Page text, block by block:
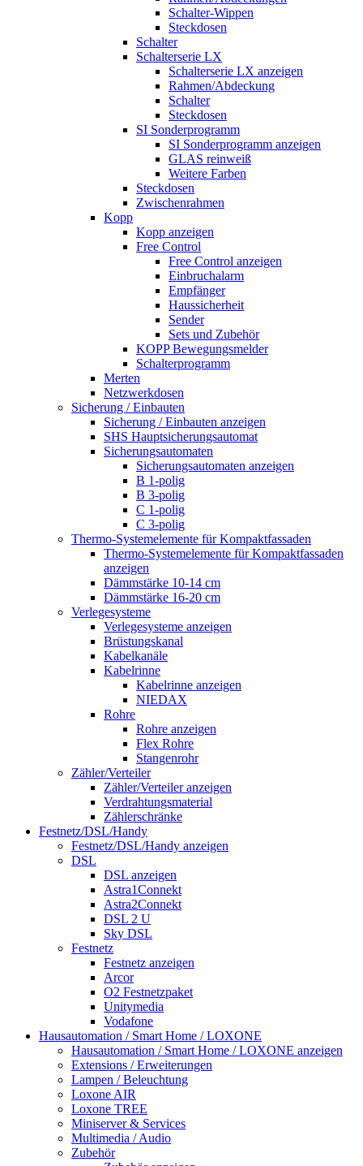
Schalter-Wippen
Steckdosen
Schalter
Schalterserie LX
Schalterserie LX anzeigen
Rahmen/Abdeckung
Schalter
Steckdosen
SI Sonderprogramm
SI Sonderprogramm anzeigen
GLAS reinweiß
Weitere Farben
Steckdosen
Zwischenrahmen
Kopp
Kopp anzeigen
Free Control
Free Control anzeigen
Einbruchalarm
Empfänger
Haussicherheit
Sender
Sets und Zubehör
KOPP Bewegungsmelder
Schalterprogramm
Merten
Netzwerkdosen
Sicherung / Einbauten
Sicherung / Einbauten anzeigen
SHS Hauptsicherungsautomat
Sicherungsautomaten
Sicherungsautomaten anzeigen
B 1-polig
B 3-polig
C 1-polig
C 3-polig
Thermo-Systemelemente für Kompaktfassaden
Thermo-Systemelemente für Kompaktfassaden
anzeigen
Dämmstärke 10-14 cm
Dämmstärke 16-20 cm
Verlegesysteme
Verlegesysteme anzeigen
Brüstungskanal
Kabelkanäle
Kabelrinne
Kabelrinne anzeigen
NIEDAX
Rohre
Rohre anzeigen
Flex Rohre
Stangenrohr
Zähler/Verteiler
Zähler/Verteiler anzeigen
Verdrahtungsmaterial
Zählerschränke
Festnetz/DSL/Handy
Festnetz/DSL/Handy anzeigen
DSL
DSL anzeigen
Astra1Connekt
Astra2Connekt
DSL 2 U
Sky DSL
Festnetz
Festnetz anzeigen
Arcor
O2 Festnetzpaket
Unitymedia
Vodafone
Hausautomation / Smart Home / LOXONE
Hausautomation / Smart Home / LOXONE anzeigen
Extensions / Erweiterungen
Lampen / Beleuchtung
Loxone AIR
Loxone TREE
Miniserver & Services
Multimedia / Audio
Zubehör